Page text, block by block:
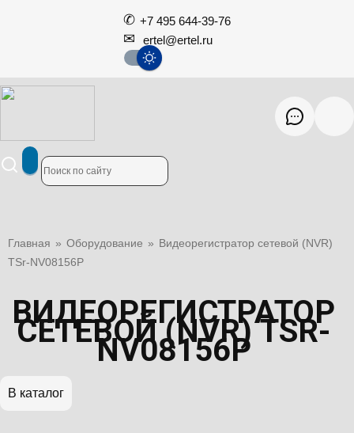
+7 495 644-39-76
ertel@ertel.ru
Главная » Оборудование » Видеорегистратор сетевой (NVR)
TSr-NV08156P
ВИДЕОРЕГИСТРАТОР
СЕТЕВОЙ (NVR) TSR-
NV08156P
В каталог